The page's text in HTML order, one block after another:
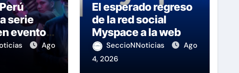
serie
evento
Ago
El esperado regreso
de la red social
Myspace a la web
SeccioNNoticias
Ago
4, 2026